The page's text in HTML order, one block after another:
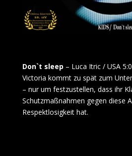
Don`t sleep – Luca Itric / USA
Victoria kommt zu spät zum
– nur um festzustellen, dass ihr
Schutzmaßnahmen gegen diese
Respektlosigkeit hat.